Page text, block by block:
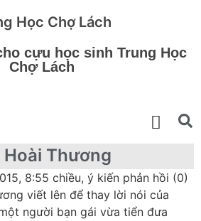
Học Chợ Lách
cựu học sinh Trung Học
Chợ Lách
Thương
8:55 chiều, ý kiến phản hồi (0)
viết lên để thay lời nói của
người bạn gái vừa tiển đưa